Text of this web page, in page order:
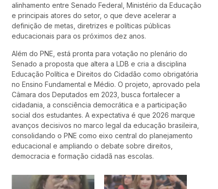
alinhamento entre Senado Federal, Ministério da Educação
e principais atores do setor, o que deve acelerar a
definição de metas, diretrizes e políticas públicas
educacionais para os próximos dez anos.
Além do PNE, está pronta para votação no plenário do
Senado a proposta que altera a LDB e cria a disciplina
Educação Política e Direitos do Cidadão como obrigatória
no Ensino Fundamental e Médio. O projeto, aprovado pela
Câmara dos Deputados em 2023, busca fortalecer a
cidadania, a consciência democrática e a participação
social dos estudantes. A expectativa é que 2026 marque
avanços decisivos no marco legal da educação brasileira,
consolidando o PNE como eixo central do planejamento
educacional e ampliando o debate sobre direitos,
democracia e formação cidadã nas escolas.